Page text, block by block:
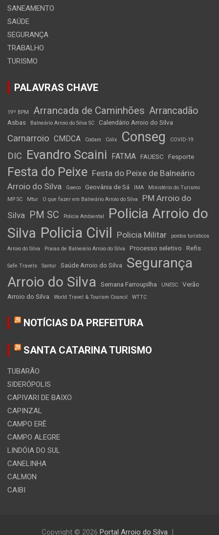
SANEAMENTO
SAÚDE
SEGURANÇA
TRABALHO
TURISMO
PALAVRAS CHAVE
19º BPM Arrancada de Caminhões Arrancadão
Asbas Balneário Arroio do Silva SC Calendário Arroio do Silva
Carnarroio CMDCA Codam Colix Conseg COVID-19
DIC Evandro Scaini FATMA FAUESC Fesporte
Festa do Peixe Festa do Peixe de Balneário
Arroio do Silva
Gaeco Geovânia de Sá IMA
Ministério do Turismo
MP SC
Mtur O que fazer em Balneário Arroio do Silva
PM Arroio do
Silva
PM SC Policia Ambiental
Policia Arroio do
Silva Policia Civil Policia Militar
pontos turísticos
Arroio do Silva
Praias de Balneário Arroio do Silva Processo seletivo Refis
Safe Travels Santur Saúde Arroio do Silva
Segurança
Arroio do Silva
Semana Farroupilha UNESC
Verão
Arroio do Silva
World Travel & Tourism Council WTTC
NOTÍCIAS DA PREFEITURA
SANTA CATARINA TURISMO
TUBARÃO
SIDERÓPOLIS
CAPIVARI DE BAIXO
CAPINZAL
CAMPO ERÊ
CAMPO ALEGRE
LINDÓIA DO SUL
CANELINHA
CALMON
CAIBI
Copyright © 2026 Portal Arroio do Silva